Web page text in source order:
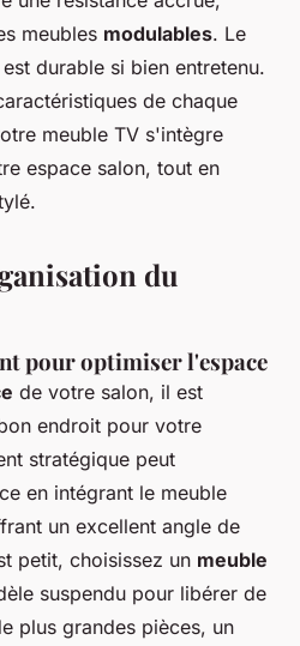
meubles modulables. Le
durable si bien entretenu.
de chaque
meuble TV s'intègre
espace salon, tout en
du
pour optimiser l'espace
de votre salon, il est
endroit pour votre
stratégique peut
en intégrant le meuble
un excellent angle de
petit, choisissez un meuble
suspendu pour libérer de
plus grandes pièces, un